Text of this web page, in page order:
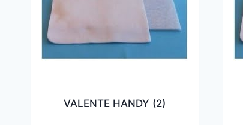
VALENTE HANDY (2)